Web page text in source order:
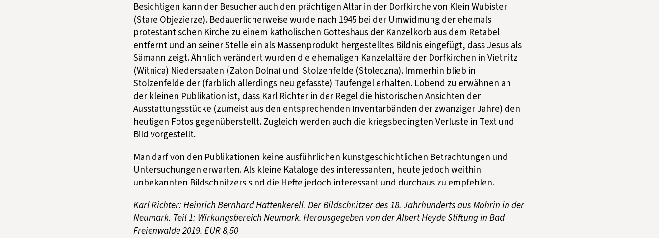
Besichtigen kann der Besucher auch den prächtigen Altar in der Dorfkirche von Klein Wubister
(Stare Objezierze). Bedauerlicherweise wurde nach 1945 bei der Umwidmung der ehemals
protestantischen Kirche zu einem katholischen Gotteshaus der Kanzelkorb aus dem Retabel
entfernt und an seiner Stelle ein als Massenprodukt hergestelltes Bildnis eingefügt, dass Jesus als
Sämann zeigt. Ähnlich verändert wurden die ehemaligen Kanzelaltäre der Dorfkirchen in Vietnitz
(Witnica) Niedersaaten (Zaton Dolna) und Stolzenfelde (Stoleczna). Immerhin blieb in
Stolzenfelde der (farblich allerdings neu gefasste) Taufengel erhalten. Lobend zu erwähnen an
der kleinen Publikation ist, dass Karl Richter in der Regel die historischen Ansichten der
Ausstattungsstücke (zumeist aus den entsprechenden Inventarbänden der zwanziger Jahre) den
heutigen Fotos gegenüberstellt. Zugleich werden auch die kriegsbedingten Verluste in Text und
Bild vorgestellt.
Man darf von den Publikationen keine ausführlichen kunstgeschichtlichen Betrachtungen und
Untersuchungen erwarten. Als kleine Kataloge des interessanten, heute jedoch weithin
unbekannten Bildschnitzers sind die Hefte jedoch interessant und durchaus zu empfehlen.
Karl Richter: Heinrich Bernhard Hattenkerell. Der Bildschnitzer des 18. Jahrhunderts aus Mohrin in der
Neumark. Teil 1: Wirkungsbereich Neumark. Herausgegeben von der Albert Heyde Stiftung in Bad
Freienwalde 2019. EUR 8,50